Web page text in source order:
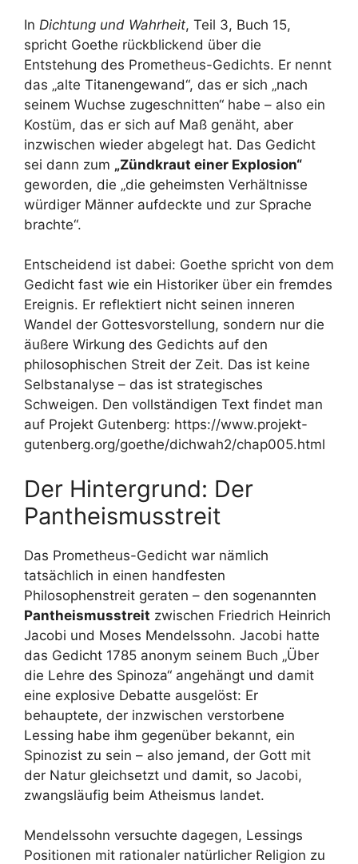
In Dichtung und Wahrheit, Teil 3, Buch 15,
spricht Goethe rückblickend über die
Entstehung des Prometheus-Gedichts. Er nennt
das „alte Titanengewand“, das er sich „nach
seinem Wuchse zugeschnitten“ habe – also ein
Kostüm, das er sich auf Maß genäht, aber
inzwischen wieder abgelegt hat. Das Gedicht
sei dann zum „Zündkraut einer Explosion“
geworden, die „die geheimsten Verhältnisse
würdiger Männer aufdeckte und zur Sprache
brachte“.
Entscheidend ist dabei: Goethe spricht von dem
Gedicht fast wie ein Historiker über ein fremdes
Ereignis. Er reflektiert nicht seinen inneren
Wandel der Gottesvorstellung, sondern nur die
äußere Wirkung des Gedichts auf den
philosophischen Streit der Zeit. Das ist keine
Selbstanalyse – das ist strategisches
Schweigen. Den vollständigen Text findet man
auf Projekt Gutenberg: https://www.projekt-
gutenberg.org/goethe/dichwah2/chap005.html
Der Hintergrund: Der
Pantheismusstreit
Das Prometheus-Gedicht war nämlich
tatsächlich in einen handfesten
Philosophenstreit geraten – den sogenannten
Pantheismusstreit zwischen Friedrich Heinrich
Jacobi und Moses Mendelssohn. Jacobi hatte
das Gedicht 1785 anonym seinem Buch „Über
die Lehre des Spinoza“ angehängt und damit
eine explosive Debatte ausgelöst: Er
behauptete, der inzwischen verstorbene
Lessing habe ihm gegenüber bekannt, ein
Spinozist zu sein – also jemand, der Gott mit
der Natur gleichsetzt und damit, so Jacobi,
zwangsläufig beim Atheismus landet.
Mendelssohn versuchte dagegen, Lessings
Positionen mit rationaler natürlicher Religion zu